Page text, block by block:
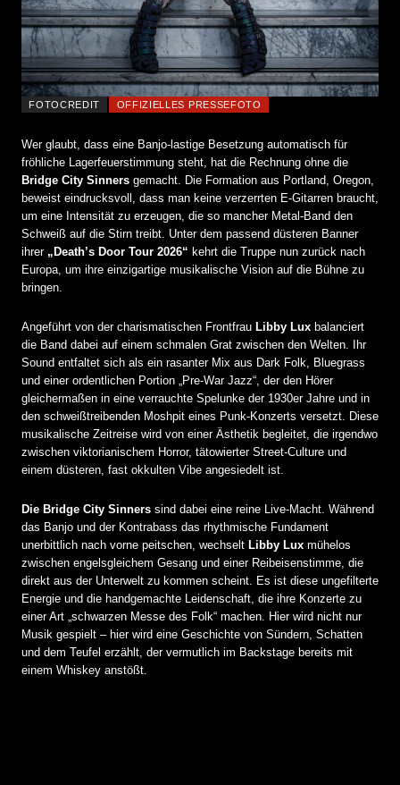
FOTOCREDIT OFFIZIELLES PRESSEFOTO
Wer glaubt, dass eine Banjo-lastige Besetzung automatisch für
fröhliche Lagerfeuerstimmung steht, hat die Rechnung ohne die
Bridge City Sinners gemacht. Die Formation aus Portland, Oregon,
beweist eindrucksvoll, dass man keine verzerrten E-Gitarren braucht,
um eine Intensität zu erzeugen, die so mancher Metal-Band den
Schweiß auf die Stirn treibt. Unter dem passend düsteren Banner
ihrer „Death’s Door Tour 2026“ kehrt die Truppe nun zurück nach
Europa, um ihre einzigartige musikalische Vision auf die Bühne zu
bringen.
Angeführt von der charismatischen Frontfrau Libby Lux balanciert
die Band dabei auf einem schmalen Grat zwischen den Welten. Ihr
Sound entfaltet sich als ein rasanter Mix aus Dark Folk, Bluegrass
und einer ordentlichen Portion „Pre-War Jazz“, der den Hörer
gleichermaßen in eine verrauchte Spelunke der 1930er Jahre und in
den schweißtreibenden Moshpit eines Punk-Konzerts versetzt. Diese
musikalische Zeitreise wird von einer Ästhetik begleitet, die irgendwo
zwischen viktorianischem Horror, tätowierter Street-Culture und
einem düsteren, fast okkulten Vibe angesiedelt ist.
Die Bridge City Sinners sind dabei eine reine Live-Macht. Während
das Banjo und der Kontrabass das rhythmische Fundament
unerbittlich nach vorne peitschen, wechselt Libby Lux mühelos
zwischen engelsgleichem Gesang und einer Reibeisenstimme, die
direkt aus der Unterwelt zu kommen scheint. Es ist diese ungefilterte
Energie und die handgemachte Leidenschaft, die ihre Konzerte zu
einer Art „schwarzen Messe des Folk“ machen. Hier wird nicht nur
Musik gespielt – hier wird eine Geschichte von Sündern, Schatten
und dem Teufel erzählt, der vermutlich im Backstage bereits mit
einem Whiskey anstößt.